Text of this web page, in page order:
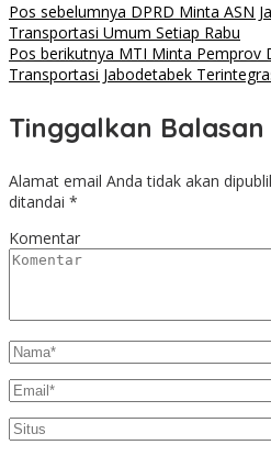
Pos sebelumnya DPRD Minta ASN
Transportasi Umum Setiap Rabu
Pos berikutnya MTI Minta Pemprov
Transportasi Jabodetabek
Tinggalkan Balasan
Alamat email Anda tidak akan
ditandai *
Komentar